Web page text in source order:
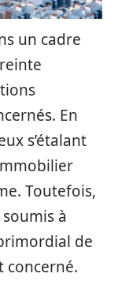
un cadre
En
s’étalant
Toutefois,
à
de
concerné.